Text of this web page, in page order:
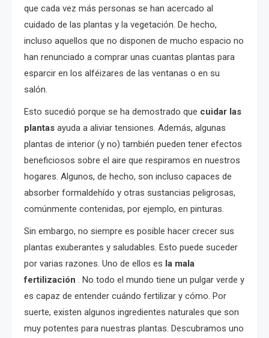
que cada vez más personas se han acercado al
cuidado de las plantas y la vegetación. De hecho,
incluso aquellos que no disponen de mucho espacio no
han renunciado a comprar unas cuantas plantas para
esparcir en los alféizares de las ventanas o en su
salón.
Esto sucedió porque se ha demostrado que cuidar las
plantas ayuda a aliviar tensiones. Además, algunas
plantas de interior (y no) también pueden tener efectos
beneficiosos sobre el aire que respiramos en nuestros
hogares. Algunos, de hecho, son incluso capaces de
absorber formaldehído y otras sustancias peligrosas,
comúnmente contenidas, por ejemplo, en pinturas.
Sin embargo, no siempre es posible hacer crecer sus
plantas exuberantes y saludables. Esto puede suceder
por varias razones. Uno de ellos es la mala
fertilización . No todo el mundo tiene un pulgar verde y
es capaz de entender cuándo fertilizar y cómo. Por
suerte, existen algunos ingredientes naturales que son
muy potentes para nuestras plantas. Descubramos uno